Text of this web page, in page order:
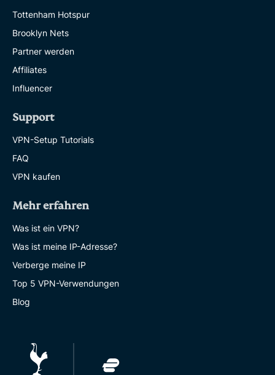
Tottenham Hotspur
Brooklyn Nets
Partner werden
Affiliates
Influencer
Support
VPN-Setup Tutorials
FAQ
VPN kaufen
Mehr erfahren
Was ist ein VPN?
Was ist meine IP-Adresse?
Verberge meine IP
Top 5 VPN-Verwendungen
Blog